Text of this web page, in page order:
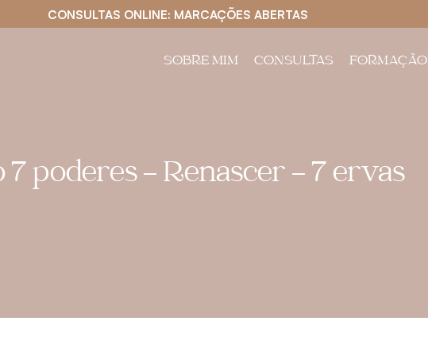
CONSULTAS ONLINE: MARCAÇÕES ABERTAS
SOBRE MIM CONSULTAS FORMAÇÃO
7 poderes – Renascer – 7 ervas